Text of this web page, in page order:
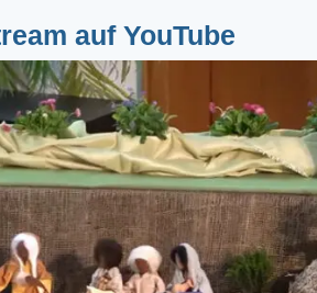
auf YouTube